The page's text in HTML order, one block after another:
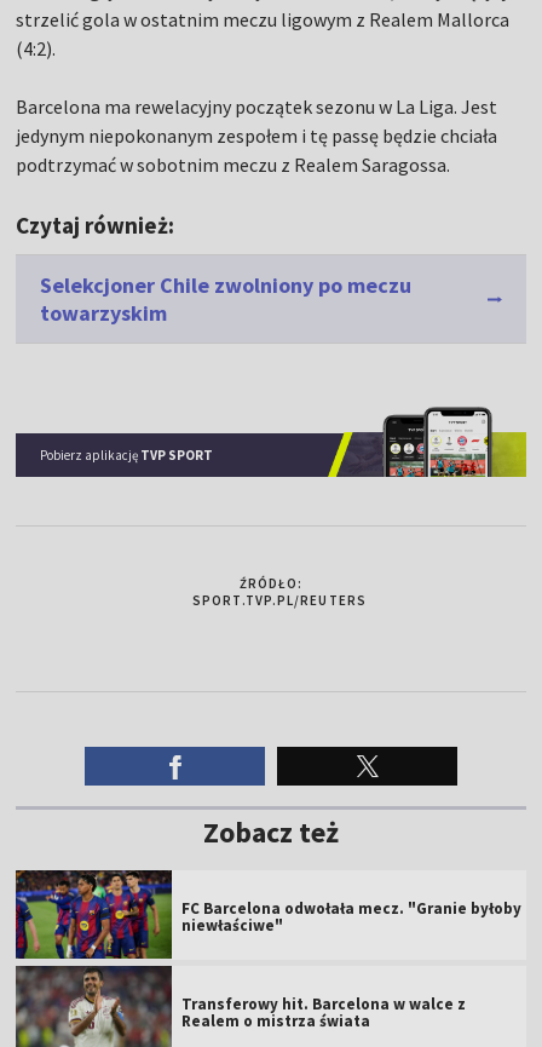
strzelić gola w ostatnim meczu ligowym z Realem Mallorca
(4:2).
Barcelona ma rewelacyjny początek sezonu w La Liga. Jest
jedynym niepokonanym zespołem i tę passę będzie chciała
podtrzymać w sobotnim meczu z Realem Saragossa.
Czytaj również:
Selekcjoner Chile zwolniony po meczu
towarzyskim
Pobierz aplikację TVP SPORT
ŹRÓDŁO:
SPORT.TVP.PL/REUTERS
Zobacz też
FC Barcelona odwołała mecz. "Granie byłoby
niewłaściwe"
Transferowy hit. Barcelona w walce z
Realem o mistrza świata